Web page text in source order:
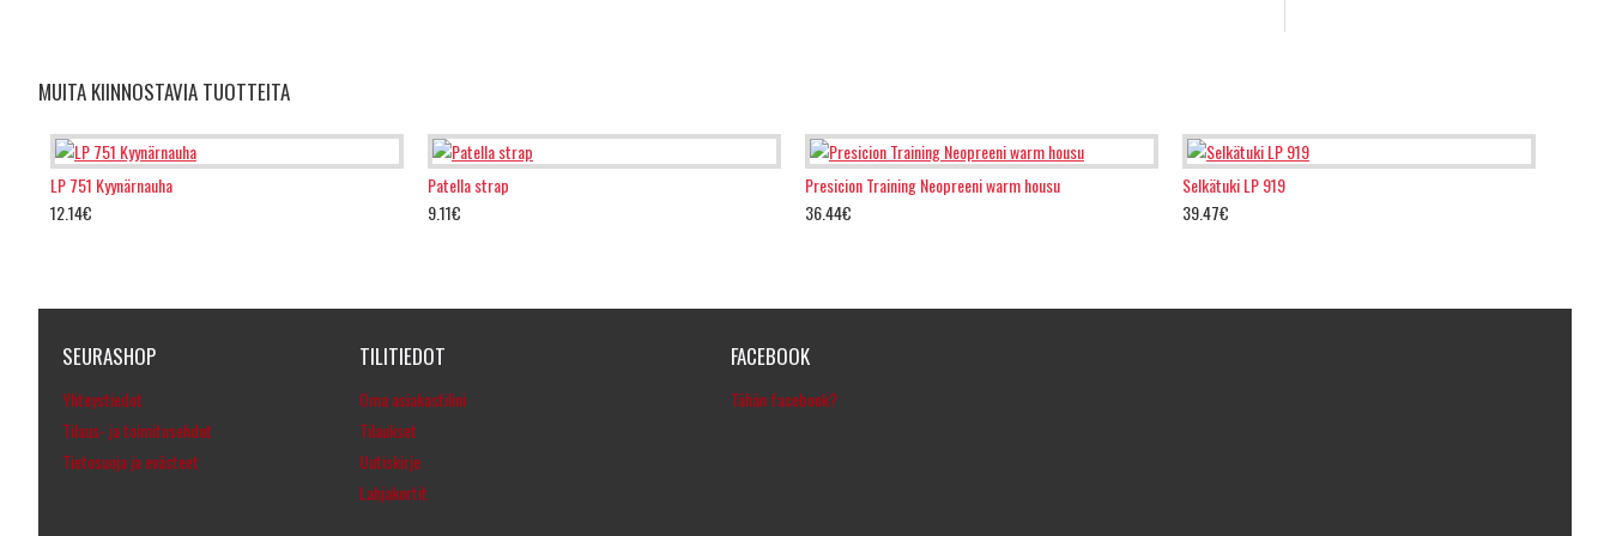
MUITA KIINNOSTAVIA TUOTTEITA
LP 751 Kyynärnauha
12.14€
Patella strap
9.11€
Presicion Training Neopreeni warm housu
36.44€
Selkätuki LP 919
39.47€
SEURASHOP
Yhteystiedot
Tilaus- ja toimitusehdot
Tietosuoja ja evästeet
TILITIEDOT
Oma asiakastilini
Tilaukset
Uutiskirje
Lahjakortit
FACEBOOK
Tähän facebook?